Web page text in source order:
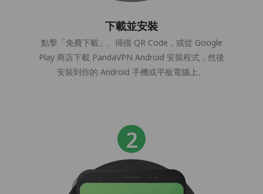
下載並安裝
點擊「免費下載」、掃描 QR Code，或從 Google
Play 商店下載 PandaVPN Android 安裝程式，然後
安裝到你的 Android 手機或平板電腦上。